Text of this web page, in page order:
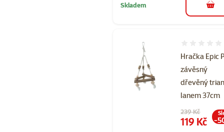
Skladem do
Hračka Epic
závěsný
dřevěný
lanem 37cm
Původní cena
239 Kč
Cena
119 Kč -